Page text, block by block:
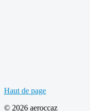
Haut de page
© 2026 aeroccaz